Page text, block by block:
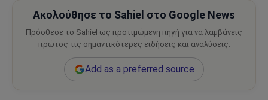
Ακολούθησε το Sahiel στο Google News
Πρόσθεσε το Sahiel ως προτιμώμενη πηγή για να λαμβάνεις
πρώτος τις σημαντικότερες ειδήσεις και αναλύσεις.
Add as a preferred source